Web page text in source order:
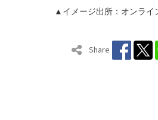
▲イメージ出所：オンライ
Share